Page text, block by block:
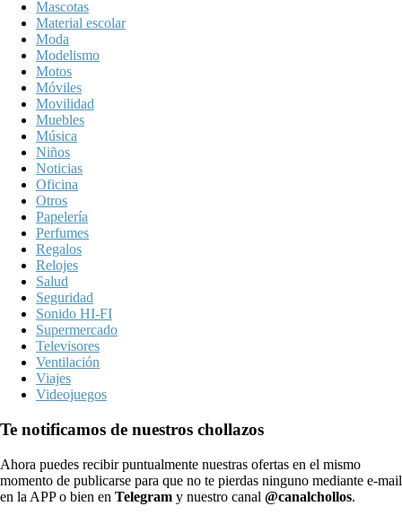
Mascotas
Material escolar
Moda
Modelismo
Motos
Móviles
Movilidad
Muebles
Música
Niños
Noticias
Oficina
Otros
Papelería
Perfumes
Regalos
Relojes
Salud
Seguridad
Sonido HI-FI
Supermercado
Televisores
Ventilación
Viajes
Videojuegos
Te notificamos de nuestros chollazos
Ahora puedes recibir puntualmente nuestras ofertas en el mismo
momento de publicarse para que no te pierdas ninguno mediante e-mail
en la APP o bien en Telegram y nuestro canal @canalchollos.